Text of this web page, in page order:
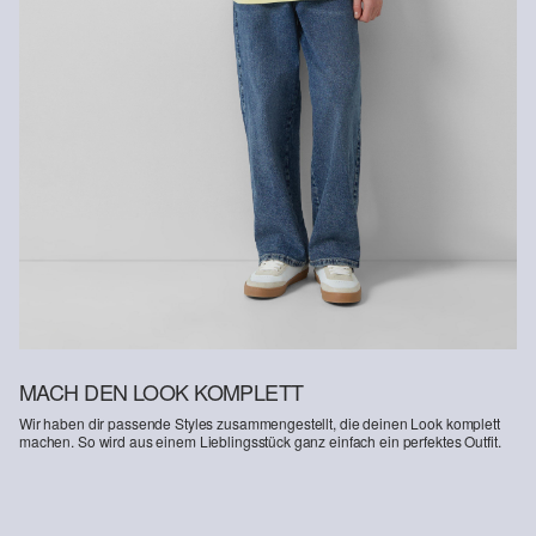
ressourcenschonend angebaut.
Cotton made in Africa: Mit dem Kauf von Cotton made in Africa
gelabelten Produkten unterstützt Du aktiv eine nachhaltigere
Baumwollproduktion in Afrika. Mehr Informationen dazu findest Du
MACH DEN LOOK KOMPLETT
Wir haben dir passende Styles zusammengestellt, die deinen Look komplett
machen. So wird aus einem Lieblingsstück ganz einfach ein perfektes Outfit.